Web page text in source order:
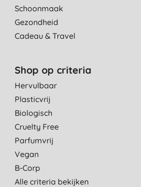
Schoonmaak
Gezondheid
Cadeau & Travel
Shop op criteria
Hervulbaar
Plasticvrij
Biologisch
Cruelty Free
Parfumvrij
Vegan
B-Corp
Alle criteria bekijken